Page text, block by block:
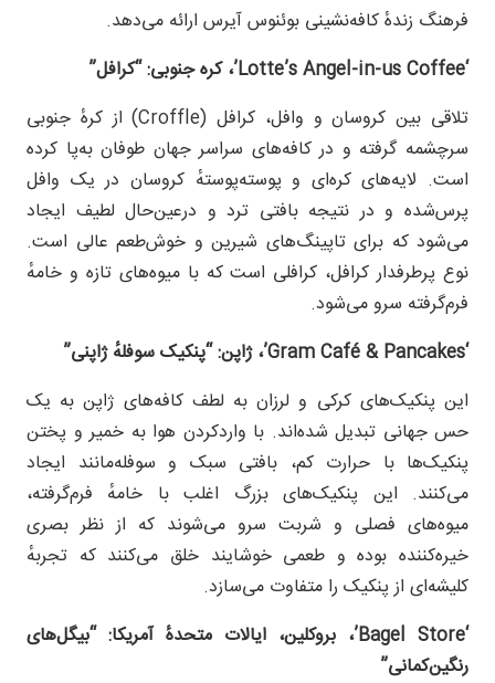
فرهنگ زندهٔ کافه‌نشینی بوئنوس آیرس ارائه می‌دهد.
‘Lotte’s Angel-in-us Coffee’
، کره جنوبی:“کرافل”
تلاقی بین کروسان و وافل، کرافل (Croffle) از کرهٔ جنوبی
سرچشمه گرفته و در کافه‌های سراسر جهان طوفان به‌پا کرده
است. لایه‌های کره‌ای و پوسته‌پوستهٔ کروسان در یک وافل
پرس‌شده و در نتیجه بافتی ترد و درعین‌حال لطیف ایجاد
می‌شود که برای تاپینگ‌های شیرین و خوش‌طعم عالی است.
نوع پرطرفدار کرافل، ‌کرافلی است که با میوه‌های تازه و خامهٔ
فرم‌گرفته سرو می‌شود.
‘Gram Café & Pancakes’
، ژاپن:“پنکیک سوفلهٔ ژاپنی”
این پنکیک‌های کرکی و لرزان به لطف کافه‌های ژاپن به یک
حس جهانی تبدیل شده‌اند. با واردکردن هوا به خمیر و پختن
پنکیک‌ها با حرارت کم، بافتی سبک و سوفله‌مانند ایجاد
می‌کنند. این پنکیک‌های بزرگ اغلب با خامهٔ فرم‌گرفته،
میوه‌های فصلی و شربت سرو می‌شوند که از نظر بصری
خیره‌کننده بوده و طعمی خوشایند خلق می‌کنند که تجربهٔ
کلیشه‌ای از پنکیک را متفاوت می‌سازد.
‘Bagel Store’
، بروکلین، ایالات متحدهٔ آمریکا:“بیگل‌های
رنگین‌کمانی”